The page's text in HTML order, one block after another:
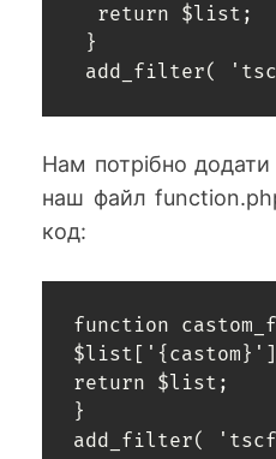
  return $list;
}
add_filter(
Нам потрібно додати
наш файл
код:
function
$list['{castom}']
return $list;
}
add_filter(